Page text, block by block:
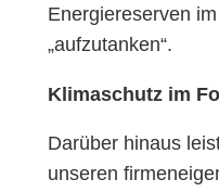
Energiereserven
„aufzutanken“.
Klimaschutz im
Darüber hinaus
unseren